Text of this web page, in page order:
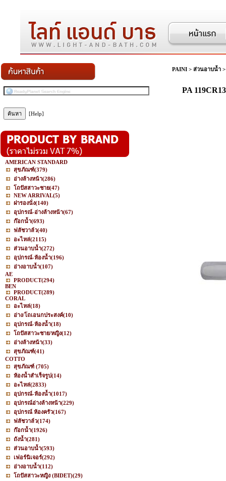
[Help]
AMERICAN STANDARD
สุขภัณฑ์(379)
อ่างล้างหน้า(286)
โถปัสสาวะชาย(47)
NEW ARRIVAL(5)
ฝารองนั่ง(140)
อุปกรณ์-อ่างล้างหน้า(67)
ก๊อกน้ำ(693)
ฟลัชวาล์ว(40)
อะไหล่(2115)
ส่วนอาบน้ำ(272)
อุปกรณ์-ห้องน้ำ(196)
อ่างอาบน้ำ(107)
AE
PRODUCT(294)
BEN
PRODUCT(289)
CORAL
อะไหล่(18)
อ่าง/โถเอนกประสงค์(10)
อุปกรณ์-ห้องน้ำ(18)
โถปัสสาวะชาย/หญิง(12)
อ่างล้างหน้า(33)
สุขภัณฑ์(41)
COTTO
สุขภัณฑ์ (705)
ห้องน้ำสำเร็จรูป(14)
อะไหล่(2833)
อุปกรณ์-ห้องน้ำ(1017)
อุปกรณ์อ่างล้างหน้า(229)
อุปกรณ์ ห้องครัว(167)
ฟลัชวาล์ว(174)
ก๊อกน้ำ(1926)
ถังน้ำ(281)
ส่วนอาบน้ำ(593)
เฟอร์นิเจอร์(292)
อ่างอาบน้ำ(112)
โถปัสสาวะหญิง (BIDET)(29)
PAINI > ส่วนอาบน้ำ
PA